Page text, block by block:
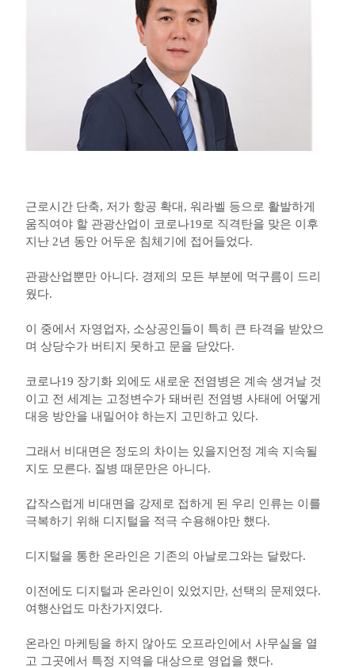
근로시간 단축, 저가 항공 확대, 워라벨 등으로 활발하게
움직여야 할 관광산업이 코로나19로 직격탄을 맞은 이후
지난 2년 동안 어두운 침체기에 접어들었다.
관광산업뿐만 아니다. 경제의 모든 부분에 먹구름이 드리
웠다.
이 중에서 자영업자, 소상공인들이 특히 큰 타격을 받았으
며 상당수가 버티지 못하고 문을 닫았다.
코로나19 장기화 외에도 새로운 전염병은 계속 생겨날 것
이고 전 세계는 고정변수가 돼버린 전염병 사태에 어떻게
대응 방안을 내밀어야 하는지 고민하고 있다.
그래서 비대면은 정도의 차이는 있을지언정 계속 지속될
지도 모른다. 질병 때문만은 아니다.
갑작스럽게 비대면을 강제로 접하게 된 우리 인류는 이를
극복하기 위해 디지털을 적극 수용해야만 했다.
디지털을 통한 온라인은 기존의 아날로그와는 달랐다.
이전에도 디지털과 온라인이 있었지만, 선택의 문제였다.
여행산업도 마찬가지였다.
온라인 마케팅을 하지 않아도 오프라인에서 사무실을 열
고 그곳에서 특정 지역을 대상으로 영업을 했다.